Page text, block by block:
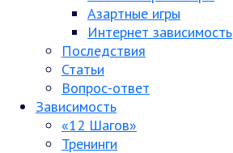
Азартные игры
Интернет зависимость
Последствия
Статьи
Вопрос-ответ
Зависимость
«12 Шагов»
Тренинги